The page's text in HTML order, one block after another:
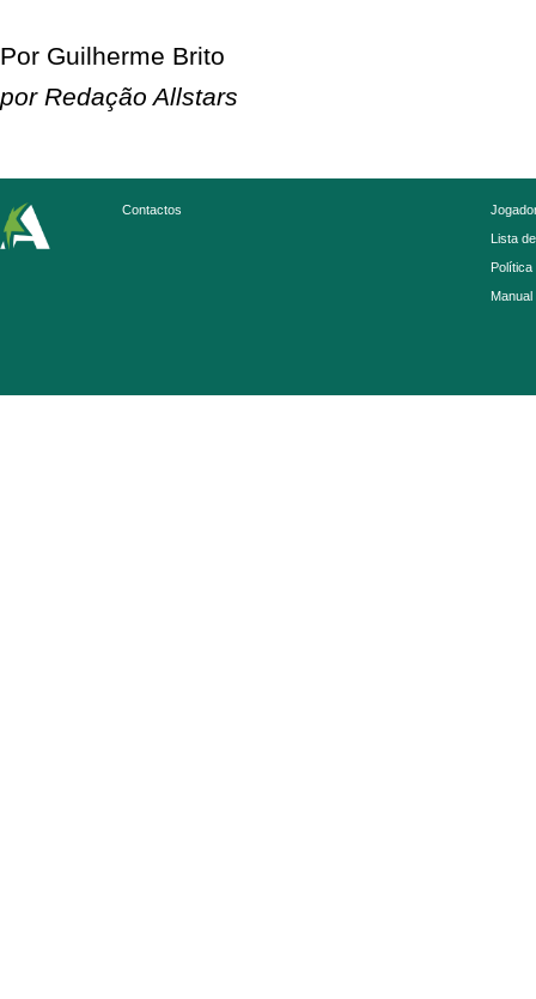
Por Guilherme Brito
por Redação Allstars
Contactos
Lista